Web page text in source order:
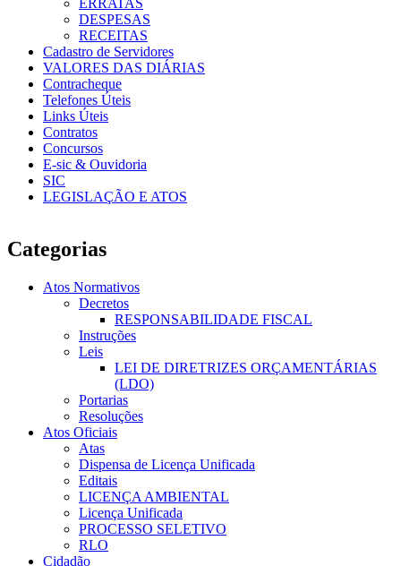
ERRATAS
DESPESAS
RECEITAS
Cadastro de Servidores
VALORES DAS DIÁRIAS
Contracheque
Telefones Úteis
Links Úteis
Contratos
Concursos
E-sic & Ouvidoria
SIC
LEGISLAÇÃO E ATOS
Categorias
Atos Normativos
Decretos
RESPONSABILIDADE FISCAL
Instruções
Leis
LEI DE DIRETRIZES ORÇAMENTÁRIAS
(LDO)
Portarias
Resoluções
Atos Oficiais
Atas
Dispensa de Licença Unificada
Editais
LICENÇA AMBIENTAL
Licença Unificada
PROCESSO SELETIVO
RLO
Cidadão